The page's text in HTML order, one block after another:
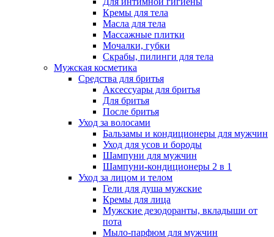
Кремы для тела
Масла для тела
Массажные плитки
Мочалки, губки
Скрабы, пилинги для тела
Мужская косметика
Средства для бритья
Аксессуары для бритья
Для бритья
После бритья
Уход за волосами
Бальзамы и кондиционеры для мужчин
Уход для усов и бороды
Шампуни для мужчин
Шампуни-кондиционеры 2 в 1
Уход за лицом и телом
Гели для душа мужские
Кремы для лица
Мужские дезодоранты, вкладыши от
пота
Мыло-парфюм для мужчин